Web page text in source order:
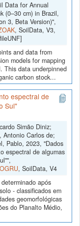
Data for Annual
(0–30 cm) in Brazil,
3, Beta Version)",
, SoilData, V3,
and data from
models for mapping
This data underpinned
carbon stock...
espectral de
Sul"
Simão Diniz;
Antonio Carlos de;
Pablo, 2023, "Dados
espectral de algumas
, SoilData, V4
após
- classificados em
geomorfológicas
do Planalto Médio,